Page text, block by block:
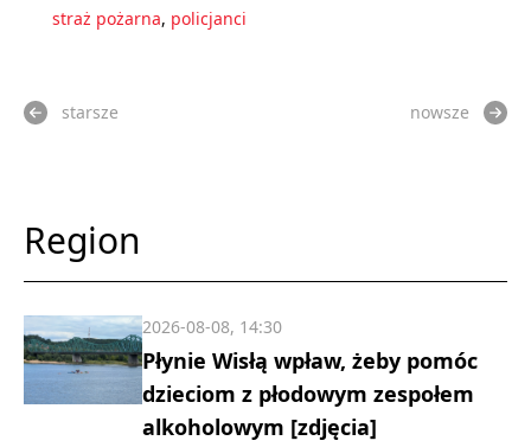
straż pożarna, policjanci
starsze nowsze
Region
Płynie Wisłą wpław, żeby pomóc
dzieciom z płodowym zespołem
alkoholowym [zdjęcia]
2026-08-08, 14:30